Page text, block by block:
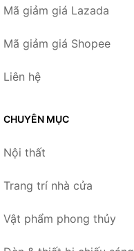
Mã giảm giá Lazada
Mã giảm giá Shopee
Liên hệ
CHUYÊN MỤC
Nội thất
Trang trí nhà cửa
Vật phẩm phong thủy